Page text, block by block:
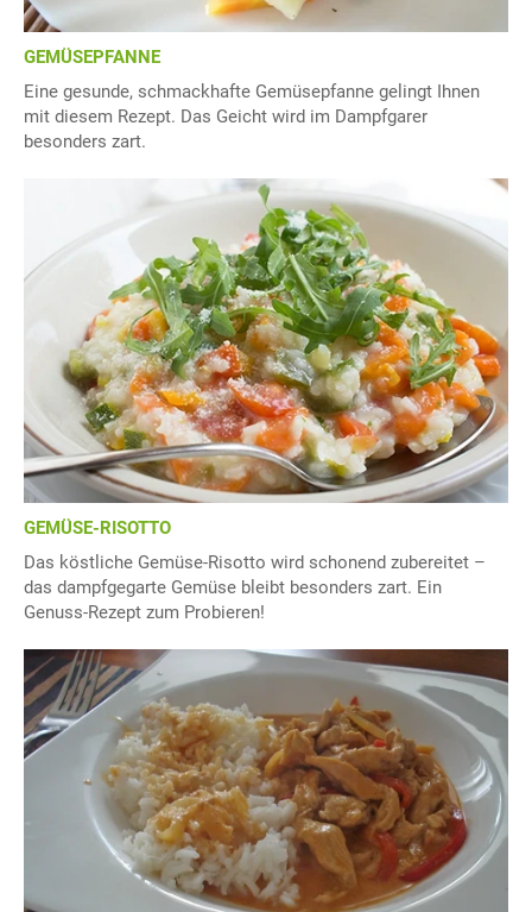
GEMÜSEPFANNE
Eine gesunde, schmackhafte Gemüsepfanne gelingt Ihnen
mit diesem Rezept. Das Geicht wird im Dampfgarer
besonders zart.
GEMÜSE-RISOTTO
Das köstliche Gemüse-Risotto wird schonend zubereitet –
das dampfgegarte Gemüse bleibt besonders zart. Ein
Genuss-Rezept zum Probieren!